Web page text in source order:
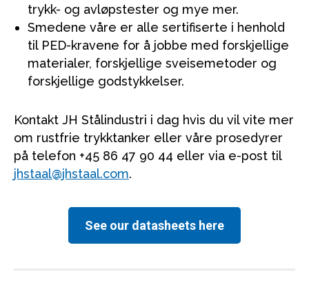
trykk- og avløpstester og mye mer.
Smedene våre er alle sertifiserte i henhold
til PED-kravene for å jobbe med forskjellige
materialer, forskjellige sveisemetoder og
forskjellige godstykkelser.
Kontakt JH Stålindustri i dag hvis du vil vite mer
om rustfrie trykktanker eller våre prosedyrer
på telefon +45 86 47 90 44 eller via e-post til
jhstaal@jhstaal.com.
See our datasheets here